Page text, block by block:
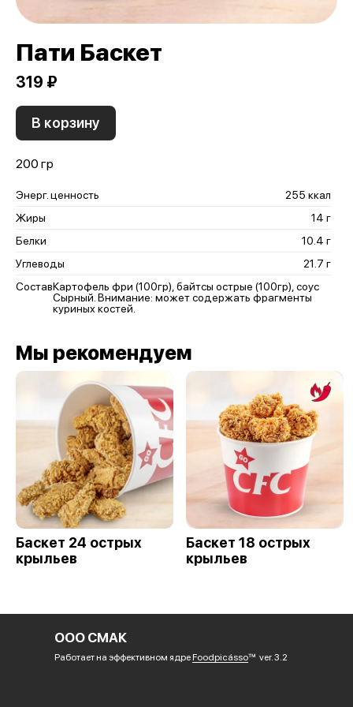
Пати Баскет
319 ₽
В корзину
200 гр
Энерг. ценность
255 ккал
Жиры
14 г
Белки
10.4 г
Углеводы
21.7 г
СоставКартофель фри (100гр), байтсы острые (100гр), соус
Сырный. Внимание: может содержать фрагменты
куриных костей.
Мы рекомендуем
Баскет 24 острых
крыльев
Баскет 18 острых
крыльев
ООО СМАК
Работает на эффективном ядре Foodpicássover. 3.2